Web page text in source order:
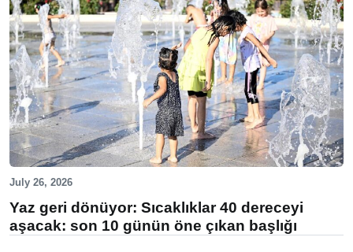
July 26, 2026
Yaz geri dönüyor: Sıcaklıklar 40 dereceyi
aşacak: son 10 günün öne çıkan başlığı